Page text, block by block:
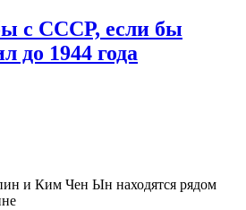
с СССР, если бы
до 1944 года
и Ким Чен Ын находятся рядом